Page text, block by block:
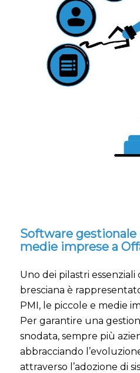
Software gestionale
medie imprese a
Uno dei pilastri essenziali
bresciana è
PMI, le piccole e medie
Per garantire una
snodata, sempre più
abbracciando
attraverso l’adozione di